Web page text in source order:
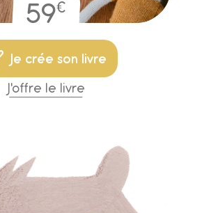
59€
Je crée son livre
J'offre le livre